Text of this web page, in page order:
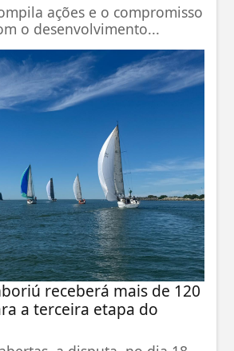
ações e o compromisso
o desenvolvimento...
receberá mais de 120
a terceira etapa do